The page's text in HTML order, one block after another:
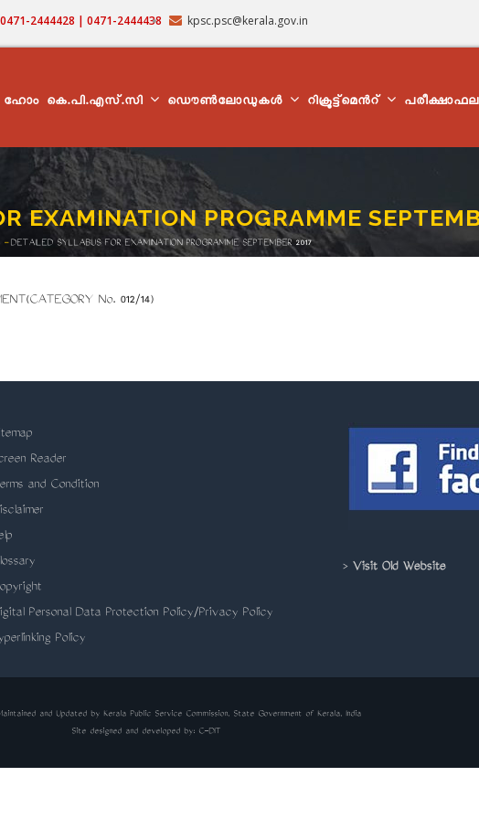
2444428 | 0471-2444438 kpsc.psc@kerala.gov.in
ഹോം കെ.പി.എസ്.സി ഡൌൺലോഡുകൾ റിക്രൂട്ട്മെന്‍റ്
EXAMINATION PROGRAMME
- DETAILED SYLLABUS FOR EXAMINATION PROGRAMME SEPTEMBER 2017
No. 012/14)
Reader
and Condition
Personal Data Protection Policy/Privacy Policy
Policy
> Visit Old Website
and Updated by Kerala Public Service Commission, State Government of Kerala, India
Site designed and developed by: C-DIT